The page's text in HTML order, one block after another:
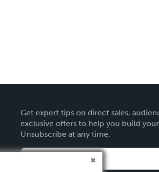
Get expert tips on direct sales,
exclusive offers to help you build
Unsubscribe at any time.